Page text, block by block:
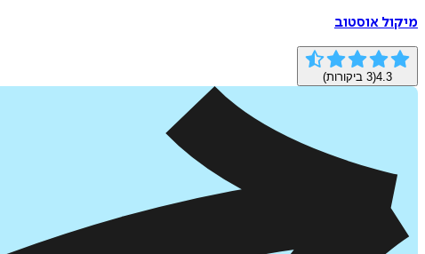
מיקול אוסטוב
4.3
(
3 ביקורות)